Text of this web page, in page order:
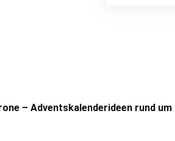
– Adventskalenderideen rund um